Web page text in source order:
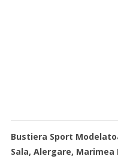
Bustiera Sport
Sala, Alergare, Marimea